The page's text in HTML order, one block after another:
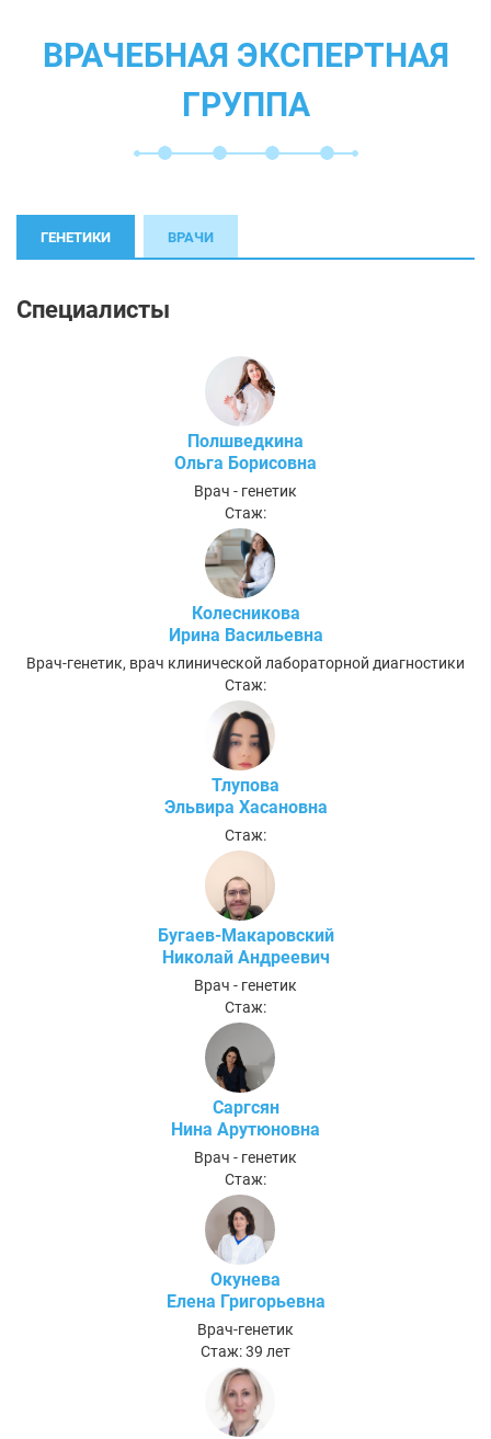
ВРАЧЕБНАЯ ЭКСПЕРТНАЯ
ГРУППА
ГЕНЕТИКИ ВРАЧИ
Специалисты
Полшведкина
Ольга Борисовна
Врач - генетик
Стаж:
Колесникова
Ирина Васильевна
Врач-генетик, врач клинической лабораторной диагностики
Стаж:
Тлупова
Эльвира Хасановна
Стаж:
Бугаев-Макаровский
Николай Андреевич
Врач - генетик
Стаж:
Саргсян
Нина Арутюновна
Врач - генетик
Стаж:
Окунева
Елена Григорьевна
Врач-генетик
Стаж: 39 лет